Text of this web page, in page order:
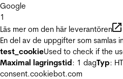
Google
1
Läs mer om den här leverantören
En del av de uppgifter som samlas
test_cookieUsed to check if the
Maximal lagringstid: 1 dagTyp:
consent.cookiebot.com